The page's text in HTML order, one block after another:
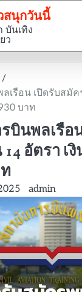
สนุกวันนี้
บันเทิง
ว
เรือน เปิดรับสมัค
บาท
บินพลเรือ
อัตรา เ
admin